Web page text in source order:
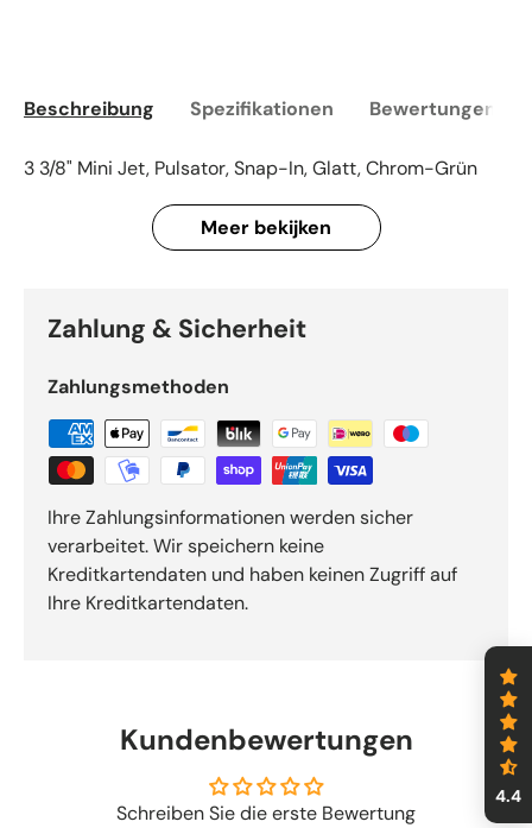
Beschreibung Spezifikationen Bewertungen (0)
3 3/8" Mini Jet, Pulsator, Snap-In, Glatt, Chrom-Grün
Meer bekijken
Zahlung & Sicherheit
Zahlungsmethoden
Ihre Zahlungsinformationen werden sicher
verarbeitet. Wir speichern keine
Kreditkartendaten und haben keinen Zugriff auf
Ihre Kreditkartendaten.
Kundenbewertungen
Schreiben Sie die erste Bewertung
4.4